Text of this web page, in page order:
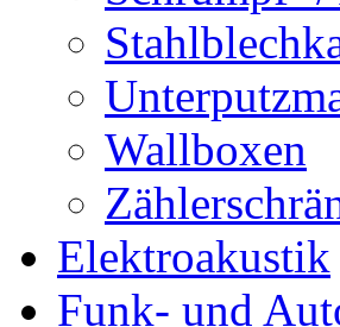
Wallboxen
Elektroakustik
Funk- und